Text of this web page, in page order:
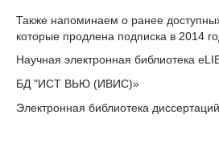
Также напоминаем о ранее
которые продлена подписка в 2014
Научная электронная библиотека
БД "ИСТ ВЬЮ (ИВИС)»
Электронная библиотека